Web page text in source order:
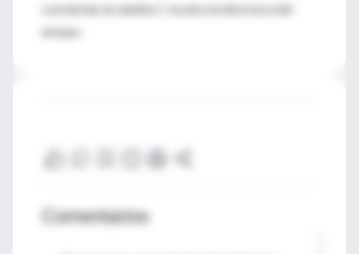
conviertan en adultos", recalca la directora del
ensayo.
Comentarios